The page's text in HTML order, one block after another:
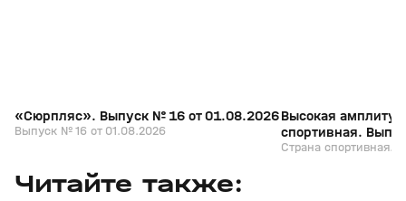
«Сюрпляс». Выпуск № 16 от 01.08.2026
Выпуск № 16 от 01.08.2026
Высокая
спортивная.
Страна спортивная.
Читайте также: